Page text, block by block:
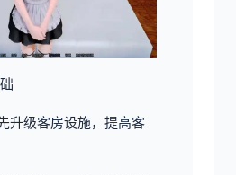
升级客房设施，提高客